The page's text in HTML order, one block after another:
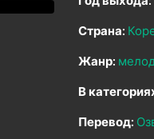
Страна:
Жанр:
В
Перевод: